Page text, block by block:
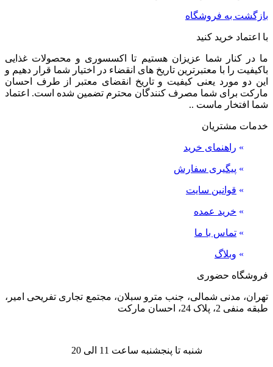
بازگشت به فروشگاه
با اعتماد خرید کنید
ما در کنار شما عزیزان هستیم تا اکسسوری و محصولات غذایی
باکیفیت را با معتبرترین تاریخ های انقضاء در اختیار شما قرار دهیم و
این دو مورد یعنی کیفیت و تاریخ انقضای معتبر از طرف احسان
مارکت برای شما مصرف کنندگان محترم تضمین شده است. اعتماد
شما افتخار ماست ..
خدمات مشتریان
» راهنمای خرید
» پیگیری سفارش
» قوانین سایت
» خرید عمده
» تماس با ما
» وبلاگ
فروشگاه حضوری
تهران، مدنی شمالی، جنب مترو سبلان، مجتمع تجاری تفریحی امیر،
طبقه منفی 2، پلاک 24، احسان مارکت
شنبه تا پنجشنبه ساعت 11 الی 20